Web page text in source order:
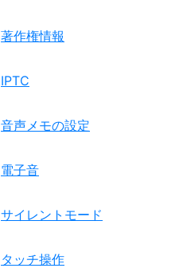
著作権情報
IPTC
音声メモの設定
電子音
サイレントモード
タッチ操作